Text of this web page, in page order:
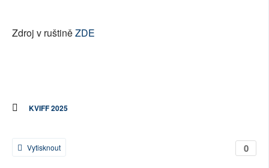
Zdroj v ruštiněZDE
KVIFF 2025
0
Vytisknout